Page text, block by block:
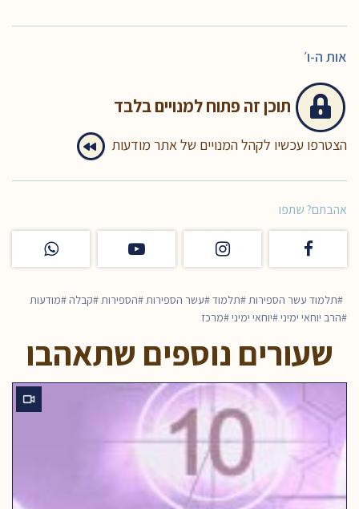
אות ה-ו׳
תוכן זה פתוח למנויים בלבד
הצטרפו עכשיו לקהל המנויים של אתר מודעות
אהבתם? שתפו
תלמוד עשר הספירות תלמוד עשר הספירות הספירות קבלה
מודעות
הרב יוחאי ימיני
יוחאי ימיני מרכז
שעורים נוספים שתאהבו